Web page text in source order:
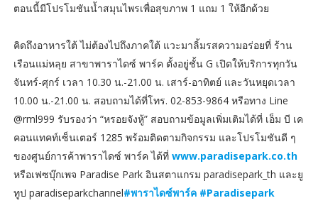
ตอนนี้มีโปรโมชันน้ำสมุนไพรเพื่อสุขภาพ 1 แถม 1 ให้อีกด้วย
คิดถึงอาหารใต้ ไม่ต้องไปถึงภาคใต้ แวะมาลิ้มรสความอร่อยที่ ร้าน
เรือนแม่หลุย สาขาพาราไดซ์ พาร์ค ตั้งอยู่ชั้น G เปิดให้บริการทุกวัน
จันทร์-ศุกร์ เวลา 10.30 น.-21.00 น. เสาร์-อาทิตย์ และวันหยุดเวลา
10.00 น.-21.00 น. สอบถามได้ที่โทร. 02-853-9864 หรือทาง Line
@rml999 รับรองว่า “หรอยจังหู้” สอบถามข้อมูลเพิ่มเติมได้ที่ เอ็ม บี เค
คอนแทคท์เซ็นเตอร์ 1285 พร้อมติดตามกิจกรรม และโปรโมชันดี ๆ
ของศูนย์การค้าพาราไดซ์ พาร์ค ได้ที่ www.paradisepark.co.th
หรือเฟซบุ๊กเพจ Paradise Park อินสตาแกรม paradisepark_th และยู
ทูป paradiseparkchannel#พาราไดซ์พาร์ค #Paradisepark